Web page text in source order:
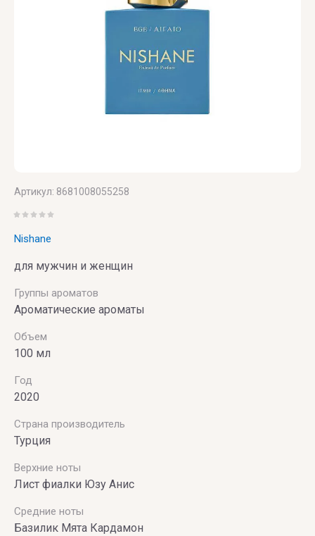
Артикул: 8681008055258
Nishane
для мужчин и женщин
Группы ароматов
Ароматические ароматы
Объем
100 мл
Год
2020
Страна производитель
Турция
Верхние ноты
Лист фиалки Юзу Анис
Средние ноты
Базилик Мята Кардамон
VIKTOR
& ROLF
VILHELM
PARFUMERIE
Vince